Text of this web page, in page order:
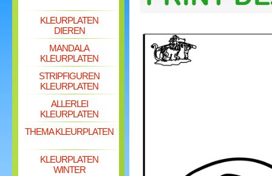
KLEURPLATEN
DIEREN
MANDALA
KLEURPLATEN
STRIPFIGUREN
KLEURPLATEN
ALLERLEI
KLEURPLATEN
THEMA KLEURPLATEN
KLEURPLATEN
WINTER